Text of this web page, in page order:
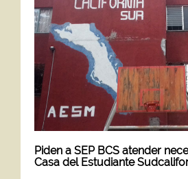
Piden a SEP BCS atender
Casa del Estudiante